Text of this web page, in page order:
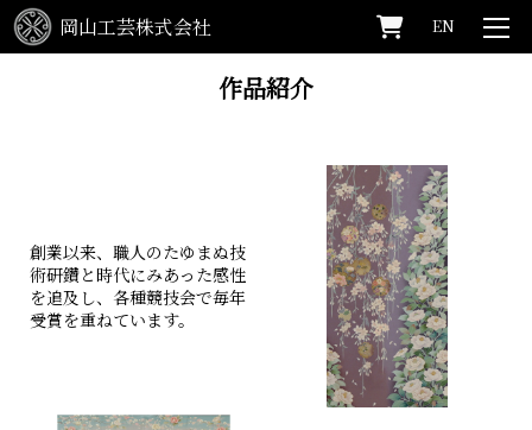
岡山工芸株式会社 EN
HOME >作品紹介
作品紹介
創業以来、職人のたゆまぬ技
術研鑽と時代にみあった感性
を追及し、各種競技会で毎年
受賞を重ねています。